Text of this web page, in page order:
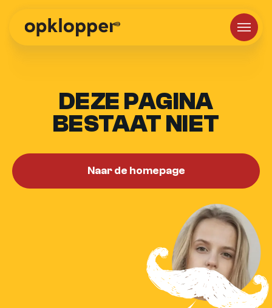
DEZE PAGINA
BESTAAT NIET
Naar de homepage